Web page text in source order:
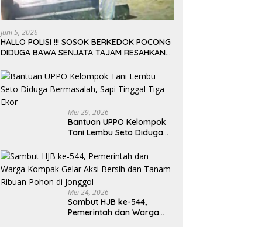
Juni 5, 2026
HALLO POLISI !!! SOSOK BERKEDOK POCONG
DIDUGA BAWA SENJATA TAJAM RESAHKAN
LEBONG
Mei 29, 2026
Bantuan UPPO Kelompok
Tani Lembu Seto Diduga
Tiga Ekor
Mei 24, 2026
Sambut HJB ke-544,
Pemerintah dan Warga